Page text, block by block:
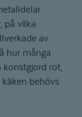
på vilka
av
hur många
konstgjord rot,
behövs